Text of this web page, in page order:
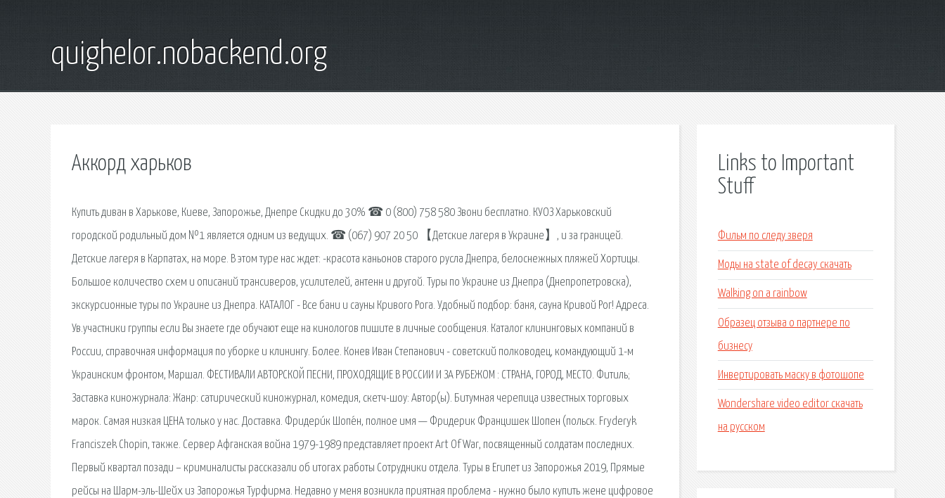
quighelor.nobackend.org
Аккорд харьков
Купить диван в Харькове, Киеве, Запорожье, Днепре Скидки до 30% ☎ 0 (800) 758 580 Звони бесплатно. КУОЗ Харьковский
городской родильный дом №1 является одним из ведущих. ☎ (067) 907 20 50 【Детские лагеря в Украине】, и за границей.
Детские лагеря в Карпатах, на море. В этом туре нас ждет: -красота каньонов старого русла Днепра, белоснежных пляжей Хортицы.
Большое количество схем и описаний трансиверов, усилителей, антенн и другой. Туры по Украине из Днепра (Днепропетровска),
экскурсионные туры по Украине из Днепра. КАТАЛОГ - Все бани и сауны Кривого Рога. Удобный подбор: баня, сауна Кривой Рог! Адреса.
Ув.участники группы если Вы знаете где обучают еще на кинологов пишите в личные сообщения. Каталог клининговых компаний в
России, справочная информация по уборке и клинингу. Более. Конев Иван Степанович - советский полководец, командующий 1-м
Украинским фронтом, Маршал. ФЕСТИВАЛИ АВТОРСКОЙ ПЕСНИ, ПРОХОДЯЩИЕ В РОССИИ И ЗА РУБЕЖОМ : СТРАНА, ГОРОД, МЕСТО. Фитиль;
Заставка киножурнала: Жанр: сатирический киножурнал, комедия, скетч-шоу: Автор(ы). Битумная черепица известных торговых
марок. Самая низкая ЦЕНА только у нас. Доставка. Фридери́к Шопе́н, полное имя — Фридерик Францишек Шопен (польск. Fryderyk
Franciszek Chopin, также. Сервер Афганская война 1979-1989 представляет проект Art Of War, посвященный солдатам последних.
Первый квартал позади – криминалисты рассказали об итогах работы Сотрудники отдела. Туры в Египет из Запорожья 2019, Прямые
рейсы на Шарм-эль-Шейх из Запорожья Турфирма. Недавно у меня возникла приятная проблема - нужно было купить жене цифровое
Links to Important
Stuff
Фильм по следу зверя
Моды на state of decay скачать
Walking on a rainbow
Образец отзыва о партнере по
бизнесу
Инвертировать маску в фотошопе
Wondershare video editor скачать
на русском